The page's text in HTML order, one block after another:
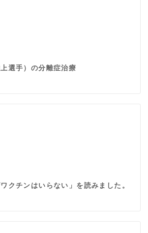
選手）の分離症治療
クチンはいらない」を読みました。